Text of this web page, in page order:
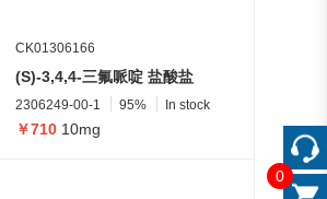
CK01306166
(S)-3,4,4-三氟哌啶 盐酸盐
2306249-00-1 95% In stock
￥710 10mg
0